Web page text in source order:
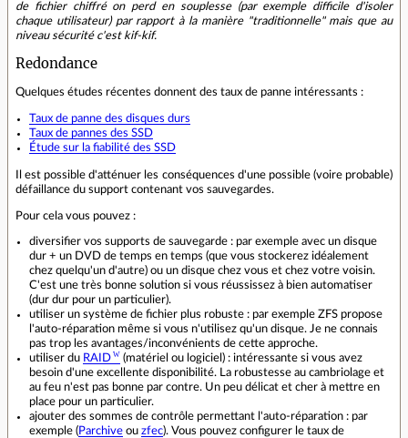
de fichier chiffré on perd en souplesse (par exemple difficile d'isoler
chaque utilisateur) par rapport à la manière "traditionnelle" mais que au
niveau sécurité c'est kif-kif.
Redondance
Quelques études récentes donnent des taux de panne intéressants :
Taux de panne des disques durs
Taux de pannes des SSD
Étude sur la fiabilité des SSD
Il est possible d'atténuer les conséquences d'une possible (voire probable)
défaillance du support contenant vos sauvegardes.
Pour cela vous pouvez :
diversifier vos supports de sauvegarde : par exemple avec un disque
dur + un DVD de temps en temps (que vous stockerez idéalement
chez quelqu'un d'autre) ou un disque chez vous et chez votre voisin.
C'est une très bonne solution si vous réussissez à bien automatiser
(dur dur pour un particulier).
utiliser un système de fichier plus robuste : par exemple ZFS propose
l'auto-réparation même si vous n'utilisez qu'un disque. Je ne connais
pas trop les avantages/inconvénients de cette approche.
utiliser du RAID
(matériel ou logiciel) : intéressante si vous avez
besoin d'une excellente disponibilité. La robustesse au cambriolage et
au feu n'est pas bonne par contre. Un peu délicat et cher à mettre en
place pour un particulier.
ajouter des sommes de contrôle permettant l'auto-réparation : par
exemple (Parchive ou zfec). Vous pouvez configurer le taux de